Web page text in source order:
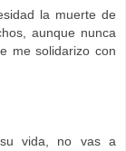
la muerte de
aunque nunca
me solidarizo con
vida, no vas a